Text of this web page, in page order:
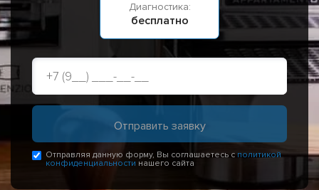
Диагностика:
бесплатно
Отправляя данную форму, Вы соглашаетесь с политикой
конфиденциальности нашего сайта